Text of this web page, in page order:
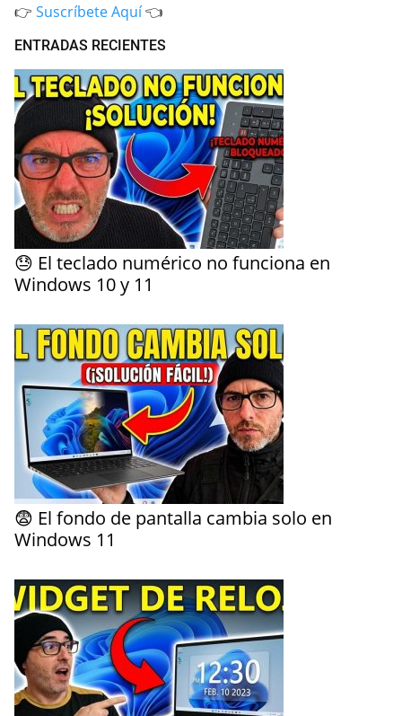
👉 Suscríbete Aquí👈
ENTRADAS RECIENTES
😓 El teclado numérico no funciona en
Windows 10 y 11
😨 El fondo de pantalla cambia solo en
Windows 11